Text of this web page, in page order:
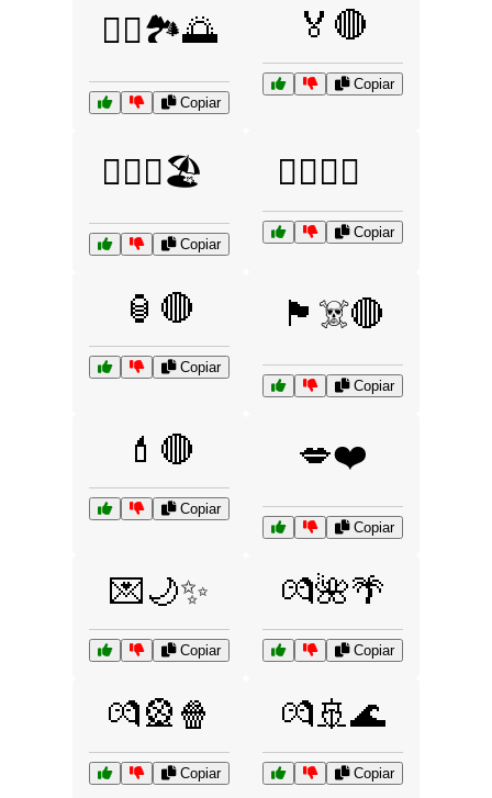
🏃‍♂️🏞️🌅
Copiar
🏅🔴
Copiar
🏊‍♀️🌞🏖️
Copiar
🏋️‍♀️💧🍵
Copiar
🏮🔴
Copiar
🏴‍☠️🔴
Copiar
💄🔴
Copiar
💋❤️
Copiar
💌🌙✨
Copiar
💏🌺🌴
Copiar
💏🎡🍿
Copiar
💏🚢🌊
Copiar